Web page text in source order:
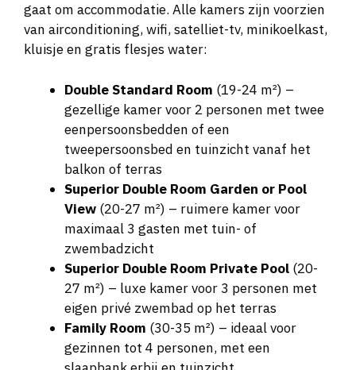
gaat om accommodatie. Alle kamers zijn voorzien
van airconditioning, wifi, satelliet-tv, minikoelkast,
kluisje en gratis flesjes water:
Double Standard Room (19-24 m²) –
gezellige kamer voor 2 personen met twee
eenpersoonsbedden of een
tweepersoonsbed en tuinzicht vanaf het
balkon of terras
Superior Double Room Garden or Pool
View (20-27 m²) – ruimere kamer voor
maximaal 3 gasten met tuin- of
zwembadzicht
Superior Double Room Private Pool (20-
27 m²) – luxe kamer voor 3 personen met
eigen privé zwembad op het terras
Family Room (30-35 m²) – ideaal voor
gezinnen tot 4 personen, met een